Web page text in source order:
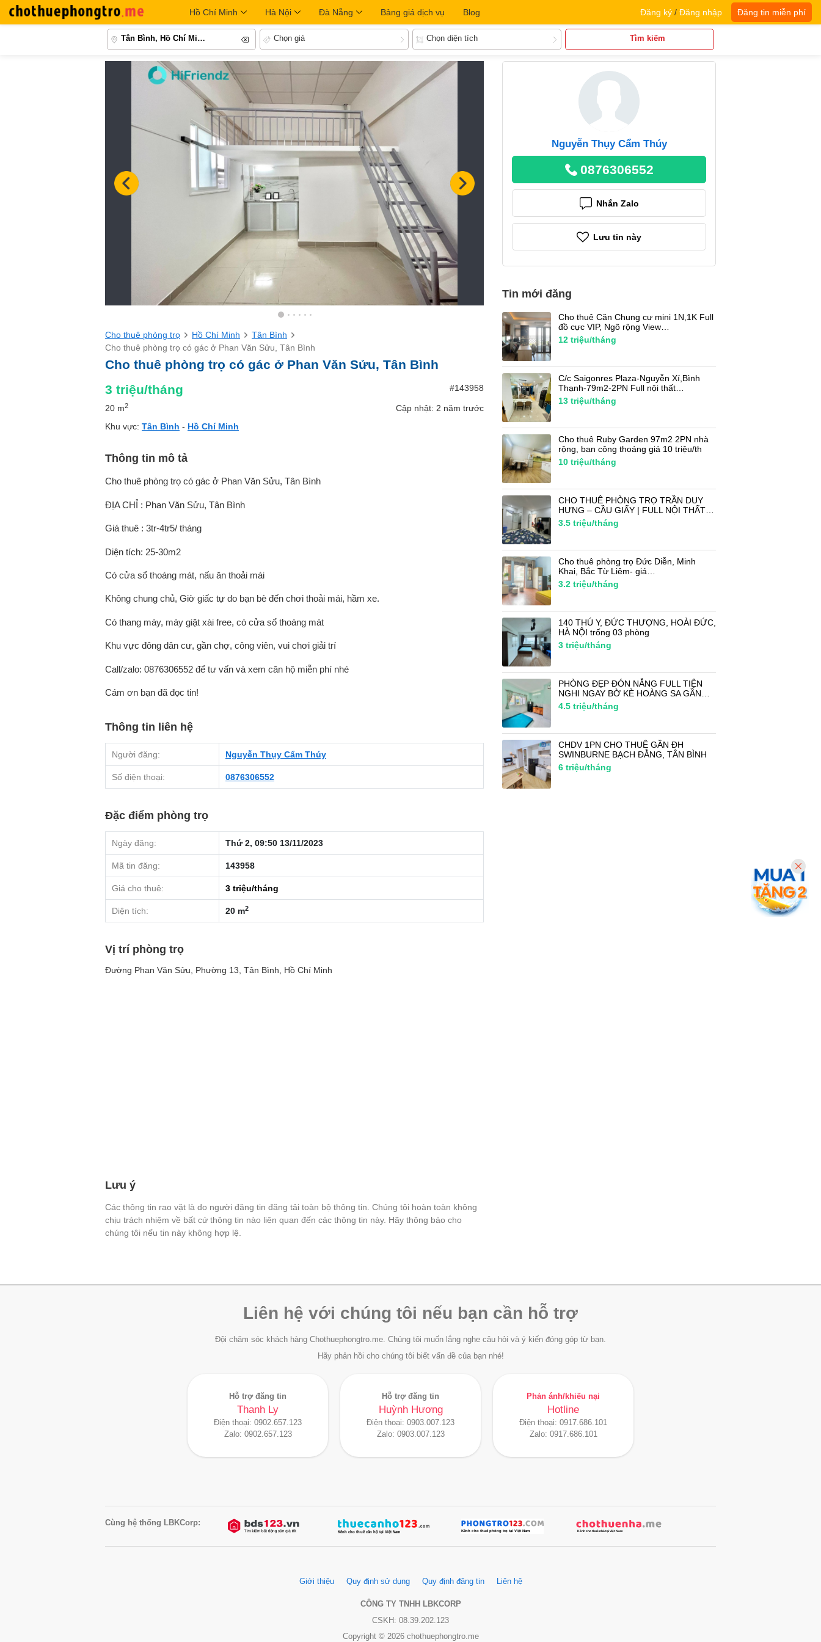
Hồ Chí Minh Hà Nội Đà Nẵng Bảng giá dịch vụ Blog Đăng ký / Đăng nhập Đăng tin miễn phí
Tân Bình, Hồ Chí Minh Chọn giá Chọn diện tích Tìm kiếm
Cho thuê phòng trọ Hồ Chí Minh
Tân Bình
Cho thuê phòng trọ có gác ở Phan Văn Sửu, Tân Bình
Cho thuê phòng trọ có gác ở Phan Văn Sửu, Tân Bình
3 triệu/tháng #143958
20 m2
Cập nhật: 2 năm trước
Khu vực: Tân Bình - Hồ Chí Minh
Thông tin mô tả
Cho thuê phòng trọ có gác ở Phan Văn Sửu, Tân Bình
ĐỊA CHỈ : Phan Văn Sửu, Tân Bình
Giá thuê : 3tr-4tr5/ tháng
Diện tích: 25-30m2
Có cửa sổ thoáng mát, nấu ăn thoải mái
Không chung chủ, Giờ giấc tự do bạn bè đến chơi thoải mái, hầm xe.
Có thang máy, máy giặt xài free, có cửa sổ thoáng mát
Khu vực đông dân cư, gần chợ, công viên, vui chơi giải trí
Call/zalo: 0876306552 để tư vấn và xem căn hộ miễn phí nhé
Cám ơn bạn đã đọc tin!
Thông tin liên hệ
Người đăng: Nguyễn Thụy Cẩm Thúy
Số điện thoại: 0876306552
Đặc điểm phòng trọ
Ngày đăng: Thứ 2, 09:50 13/11/2023
Mã tin đăng: 143958
Giá cho thuê: 3 triệu/tháng
Diện tích: 20 m2
Vị trí phòng trọ
Đường Phan Văn Sửu, Phường 13, Tân Bình, Hồ Chí Minh
Lưu ý
Các thông tin rao vặt là do người đăng tin đăng tải toàn bộ thông tin. Chúng tôi hoàn toàn không
chịu trách nhiệm về bất cứ thông tin nào liên quan đến các thông tin này. Hãy thông báo cho
chúng tôi nếu tin này không hợp lệ.
Nguyễn Thụy Cẩm Thúy
0876306552
Nhắn Zalo
Lưu tin này
Tin mới đăng
Cho thuê Căn Chung cư mini 1N,1K Full
đồ cực VIP, Ngõ rộng View…
12 triệu/tháng
C/c Saigonres Plaza-Nguyễn Xí,Bình
Thạnh-79m2-2PN Full nội thất…
13 triệu/tháng
Cho thuê Ruby Garden 97m2 2PN nhà
rộng, ban công thoáng giá 10 triệu/th
10 triệu/tháng
CHO THUÊ PHÒNG TRỌ TRẦN DUY
HƯNG – CẦU GIẤY | FULL NỘI THẤT…
3.5 triệu/tháng
Cho thuê phòng trọ Đức Diễn, Minh
Khai, Bắc Từ Liêm- giá…
3.2 triệu/tháng
140 THÚ Y, ĐỨC THƯỢNG, HOÀI ĐỨC,
HÀ NỘI trống 03 phòng
3 triệu/tháng
PHÒNG ĐẸP ĐÓN NẮNG FULL TIỆN
NGHI NGAY BỜ KÈ HOÀNG SA GẦN…
4.5 triệu/tháng
CHDV 1PN CHO THUÊ GẦN ĐH
SWINBURNE BẠCH ĐẰNG, TÂN BÌNH
6 triệu/tháng
Liên hệ với chúng tôi nếu bạn cần hỗ trợ
Đội chăm sóc khách hàng Chothuephongtro.me. Chúng tôi muốn lắng nghe câu hỏi và ý kiến đóng góp từ bạn.
Hãy phản hồi cho chúng tôi biết vấn đề của bạn nhé!
Hỗ trợ đăng tin
Thanh Ly
Điện thoại: 0902.657.123
Zalo: 0902.657.123
Hỗ trợ đăng tin
Huỳnh Hương
Điện thoại: 0903.007.123
Zalo: 0903.007.123
Phản ánh/khiếu nại
Hotline
Điện thoại: 0917.686.101
Zalo: 0917.686.101
Cùng hệ thống LBKCorp:
Giới thiệu Quy định sử dụng Quy định đăng tin Liên hệ
CÔNG TY TNHH LBKCORP
CSKH: 08.39.202.123
Copyright © 2026 chothuephongtro.me